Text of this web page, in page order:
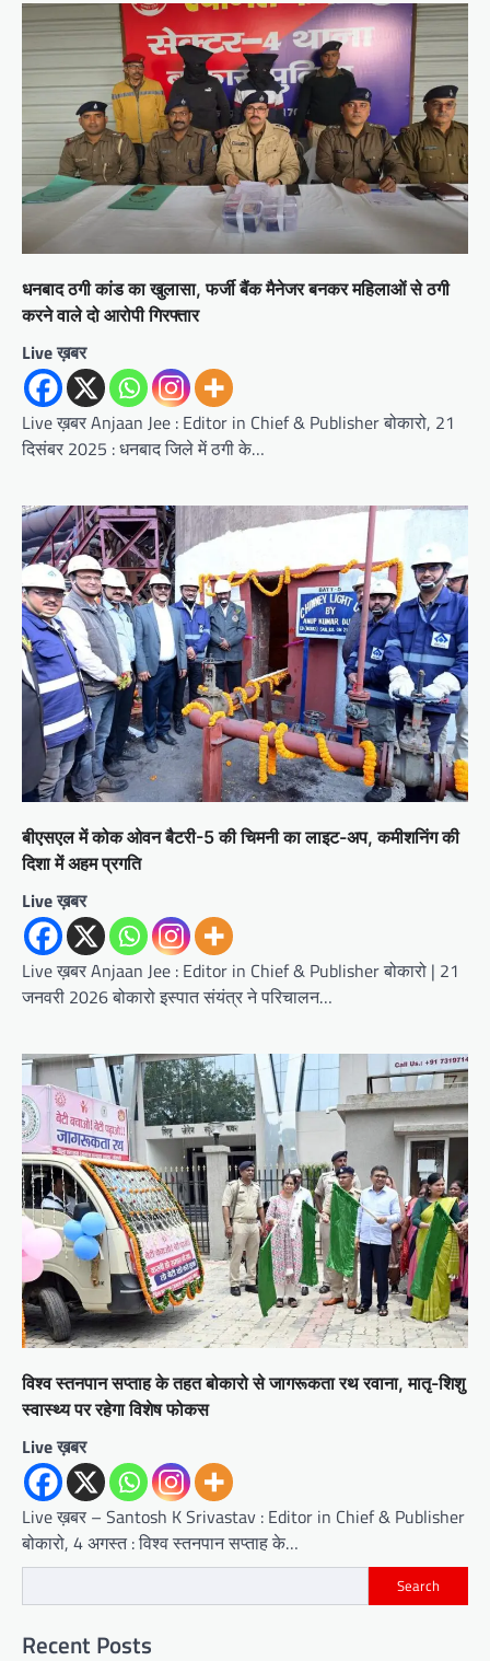
धनबाद ठगी कांड का खुलासा, फर्जी बैंक मैनेजर बनकर महिलाओं से ठगी
करने वाले दो आरोपी गिरफ्तार
Live ख़बर
Live ख़बर Anjaan Jee : Editor in Chief & Publisher बोकारो, 21
दिसंबर 2025 : धनबाद जिले में ठगी के…
बीएसएल में कोक ओवन बैटरी-5 की चिमनी का लाइट-अप, कमीशनिंग की
दिशा में अहम प्रगति
Live ख़बर
Live ख़बर Anjaan Jee : Editor in Chief & Publisher बोकारो | 21
जनवरी 2026 बोकारो इस्पात संयंत्र ने परिचालन…
विश्व स्तनपान सप्ताह के तहत बोकारो से जागरूकता रथ रवाना, मातृ-शिशु
स्वास्थ्य पर रहेगा विशेष फोकस
Live ख़बर
Live ख़बर – Santosh K Srivastav : Editor in Chief & Publisher
बोकारो, 4 अगस्त : विश्व स्तनपान सप्ताह के…
Search
Recent Posts